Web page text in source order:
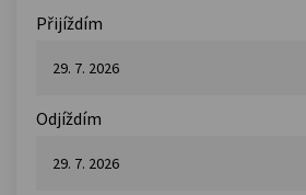
Přijíždím
Odjíždím